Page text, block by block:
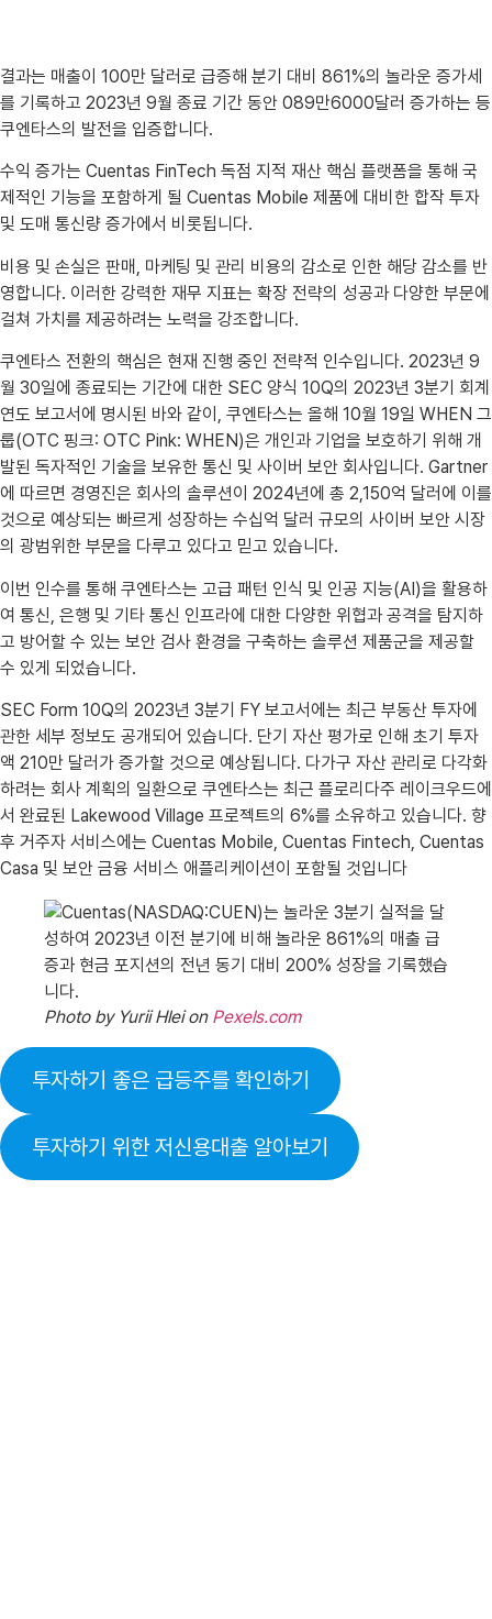
결과는 매출이 100만 달러로 급증해 분기 대비 861%의 놀라운 증가세
를 기록하고 2023년 9월 종료 기간 동안 089만6000달러 증가하는 등
쿠엔타스의 발전을 입증합니다.
수익 증가는 Cuentas FinTech 독점 지적 재산 핵심 플랫폼을 통해 국
제적인 기능을 포함하게 될 Cuentas Mobile 제품에 대비한 합작 투자
및 도매 통신량 증가에서 비롯됩니다.
비용 및 손실은 판매, 마케팅 및 관리 비용의 감소로 인한 해당 감소를 반
영합니다. 이러한 강력한 재무 지표는 확장 전략의 성공과 다양한 부문에
걸쳐 가치를 제공하려는 노력을 강조합니다.
쿠엔타스 전환의 핵심은 현재 진행 중인 전략적 인수입니다. 2023년 9
월 30일에 종료되는 기간에 대한 SEC 양식 10Q의 2023년 3분기 회계
연도 보고서에 명시된 바와 같이, 쿠엔타스는 올해 10월 19일 WHEN 그
룹(OTC 핑크: OTC Pink: WHEN)은 개인과 기업을 보호하기 위해 개
발된 독자적인 기술을 보유한 통신 및 사이버 보안 회사입니다. Gartner
에 따르면 경영진은 회사의 솔루션이 2024년에 총 2,150억 달러에 이를
것으로 예상되는 빠르게 성장하는 수십억 달러 규모의 사이버 보안 시장
의 광범위한 부문을 다루고 있다고 믿고 있습니다.
이번 인수를 통해 쿠엔타스는 고급 패턴 인식 및 인공 지능(AI)을 활용하
여 통신, 은행 및 기타 통신 인프라에 대한 다양한 위협과 공격을 탐지하
고 방어할 수 있는 보안 검사 환경을 구축하는 솔루션 제품군을 제공할
수 있게 되었습니다.
SEC Form 10Q의 2023년 3분기 FY 보고서에는 최근 부동산 투자에
관한 세부 정보도 공개되어 있습니다. 단기 자산 평가로 인해 초기 투자
액 210만 달러가 증가할 것으로 예상됩니다. 다가구 자산 관리로 다각화
하려는 회사 계획의 일환으로 쿠엔타스는 최근 플로리다주 레이크우드에
서 완료된 Lakewood Village 프로젝트의 6%를 소유하고 있습니다. 향
후 거주자 서비스에는 Cuentas Mobile, Cuentas Fintech, Cuentas
Casa 및 보안 금융 서비스 애플리케이션이 포함될 것입니다
Photo by Yurii Hlei on Pexels.com
투자하기 좋은 급등주를 확인하기
투자하기 위한 저신용대출 알아보기